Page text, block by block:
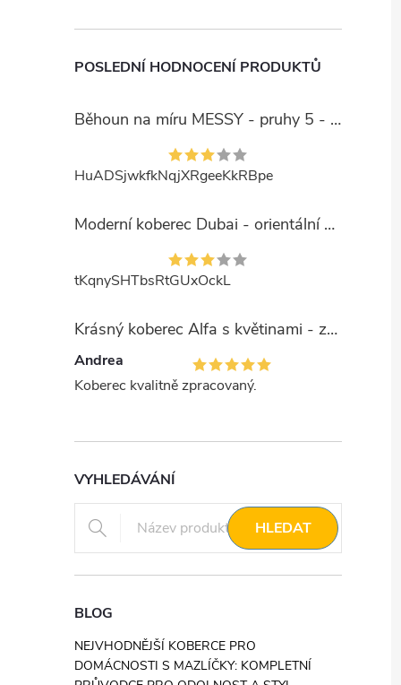
POSLEDNÍ HODNOCENÍ PRODUKTŮ
Běhoun na míru MESSY - pruhy 5 - béžový
HuADSjwkfkNqjXRgeeKkRBpe
Moderní koberec Dubai - orientální 6 - červený
tKqnySHTbsRtGUxOckL
Krásný koberec Alfa s květinami - zelený
Andrea
Koberec kvalitně zpracovaný.
VYHLEDÁVÁNÍ
HLEDAT
BLOG
NEJVHODNĚJŠÍ KOBERCE PRO
DOMÁCNOSTI S MAZLÍČKY: KOMPLETNÍ